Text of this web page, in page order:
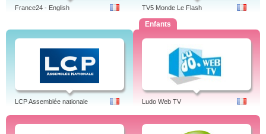
France24 - English TV5 Monde Le Flash
LCP Assemblée nationale
Enfants
Ludo Web TV